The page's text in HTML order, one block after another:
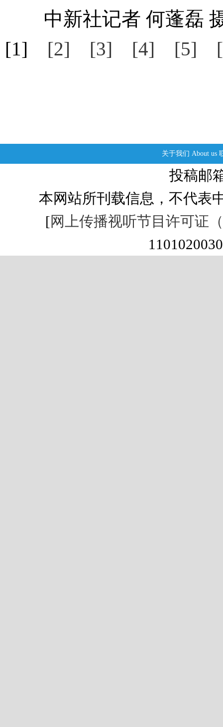
中新社记者 何蓬磊
[1] [2] [3] [4] [5]
关于我们 About us
投稿邮
本网站所刊载信息，不代表
[网上传播视听节目许可证